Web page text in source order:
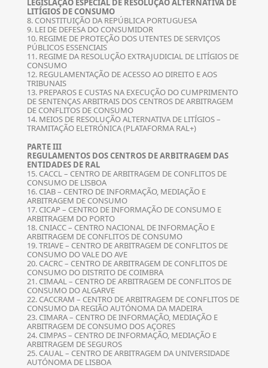
LEGISLAÇÃO ESPECIAL DE RESOLUÇÃO ALTERNATIVA DE
LITÍGIOS DE CONSUMO
8. CONSTITUIÇÃO DA REPÚBLICA PORTUGUESA
9. LEI DE DEFESA DO CONSUMIDOR
10. REGIME DE PROTEÇÃO DOS UTENTES DE SERVIÇOS
PÚBLICOS ESSENCIAIS
11. REGIME DA RESOLUÇÃO EXTRAJUDICIAL DE LITÍGIOS DE
CONSUMO
12. REGULAMENTAÇÃO DE ACESSO AO DIREITO E AOS
TRIBUNAIS
13. PREPAROS E CUSTAS NA EXECUÇÃO DO CUMPRIMENTO
DE SENTENÇAS ARBITRAIS DOS CENTROS DE ARBITRAGEM
DE CONFLITOS DE CONSUMO
14. MEIOS DE RESOLUÇÃO ALTERNATIVA DE LITÍGIOS –
TRAMITAÇÃO ELETRÓNICA (PLATAFORMA RAL+)
PARTE III
REGULAMENTOS DOS CENTROS DE ARBITRAGEM DAS
ENTIDADES DE RAL
15. CACCL – CENTRO DE ARBITRAGEM DE CONFLITOS DE
CONSUMO DE LISBOA
16. CIAB – CENTRO DE INFORMAÇÃO, MEDIAÇÃO E
ARBITRAGEM DE CONSUMO
17. CICAP – CENTRO DE INFORMAÇÃO DE CONSUMO E
ARBITRAGEM DO PORTO
18. CNIACC – CENTRO NACIONAL DE INFORMAÇÃO E
ARBITRAGEM DE CONFLITOS DE CONSUMO
19. TRIAVE – CENTRO DE ARBITRAGEM DE CONFLITOS DE
CONSUMO DO VALE DO AVE
20. CACRC – CENTRO DE ARBITRAGEM DE CONFLITOS DE
CONSUMO DO DISTRITO DE COIMBRA
21. CIMAAL – CENTRO DE ARBITRAGEM DE CONFLITOS DE
CONSUMO DO ALGARVE
22. CACCRAM – CENTRO DE ARBITRAGEM DE CONFLITOS DE
CONSUMO DA REGIÃO AUTÓNOMA DA MADEIRA
23. CIMARA – CENTRO DE INFORMAÇÃO, MEDIAÇÃO E
ARBITRAGEM DE CONSUMO DOS AÇORES
24. CIMPAS – CENTRO DE INFORMAÇÃO, MEDIAÇÃO E
ARBITRAGEM DE SEGUROS
25. CAUAL – CENTRO DE ARBITRAGEM DA UNIVERSIDADE
AUTÓNOMA DE LISBOA